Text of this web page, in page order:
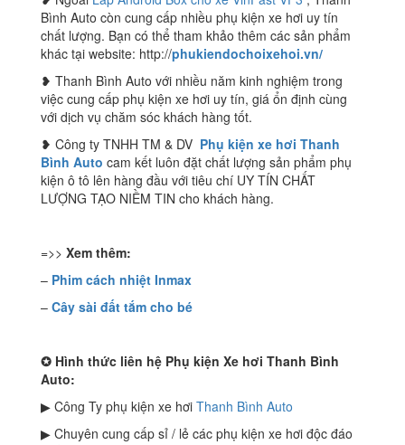
Bình Auto còn cung cấp nhiều phụ kiện xe hơi uy tín
chất lượng. Bạn có thể tham khảo thêm các sản phẩm
khác tại website: http://phukiendochoixehoi.vn/
❥ Thanh Bình Auto với nhiều năm kinh nghiệm trong
việc cung cấp phụ kiện xe hơi uy tín, giá ổn định cùng
với dịch vụ chăm sóc khách hàng tốt.
❥ Công ty TNHH TM & DV Phụ kiện xe hơi Thanh
Bình Auto cam kết luôn đặt chất lượng sản phẩm phụ
kiện ô tô lên hàng đầu với tiêu chí UY TÍN CHẤT
LƯỢNG TẠO NIỀM TIN cho khách hàng.
=>> Xem thêm:
– Phim cách nhiệt Inmax
– Cây sài đất tắm cho bé
✪ Hình thức liên hệ Phụ kiện Xe hơi Thanh Bình
Auto:
▶ Công Ty phụ kiện xe hơi Thanh Bình Auto
▶ Chuyên cung cấp sỉ / lẻ các phụ kiện xe hơi độc đáo